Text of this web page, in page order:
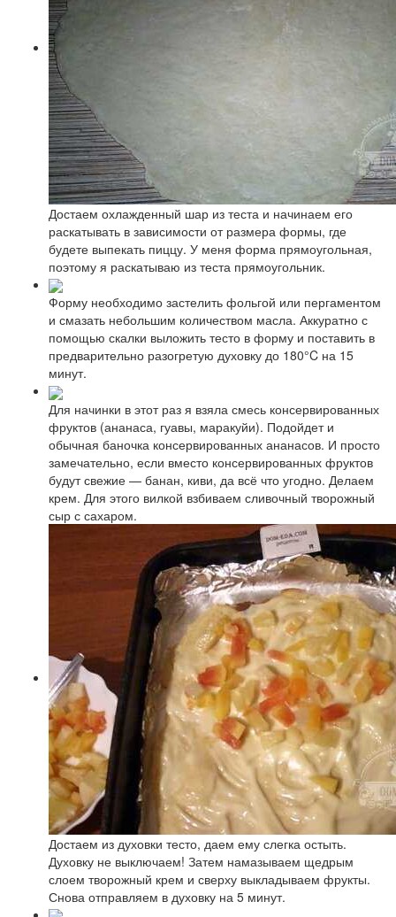
Достаем охлажденный шар из теста и начинаем его
раскатывать в зависимости от размера формы, где
будете выпекать пиццу. У меня форма прямоугольная,
поэтому я раскатываю из теста прямоугольник.
Форму необходимо застелить фольгой или пергаментом
и смазать небольшим количеством масла. Аккуратно с
помощью скалки выложить тесто в форму и поставить в
предварительно разогретую духовку до 180°C на 15
минут.
Для начинки в этот раз я взяла смесь консервированных
фруктов (ананаса, гуавы, маракуйи). Подойдет и
обычная баночка консервированных ананасов. И просто
замечательно, если вместо консервированных фруктов
будут свежие — банан, киви, да всё что угодно. Делаем
крем. Для этого вилкой взбиваем сливочный творожный
сыр с сахаром.
Достаем из духовки тесто, даем ему слегка остыть.
Духовку не выключаем! Затем намазываем щедрым
слоем творожный крем и сверху выкладываем фрукты.
Снова отправляем в духовку на 5 минут.